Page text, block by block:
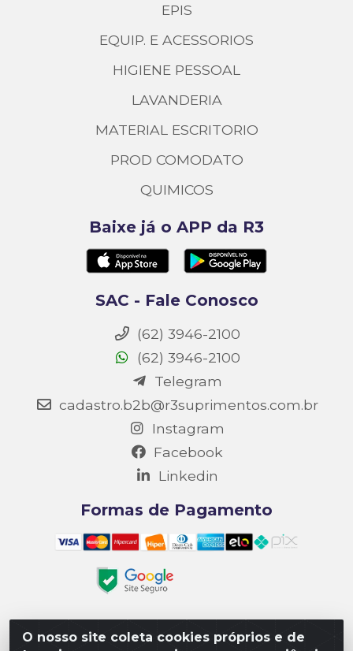
O nosso site coleta cookies próprios e de
EPIS
EQUIP. E ACESSORIOS
HIGIENE PESSOAL
LAVANDERIA
MATERIAL ESCRITORIO
PROD COMODATO
QUIMICOS
Baixe já o APP da R3
SAC - Fale Conosco
(62) 3946-2100
(62) 3946-2100
Telegram
cadastro.b2b@r3suprimentos.com.br
Instagram
Facebook
Linkedin
Formas de Pagamento
Matriz R3 Suprimentos - Rua 14, Polo Empresarial Goiás